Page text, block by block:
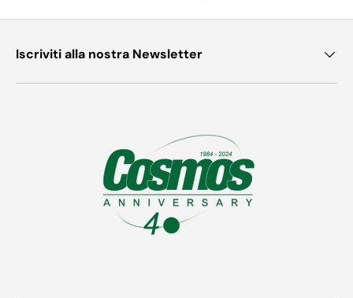
Iscriviti alla nostra Newsletter